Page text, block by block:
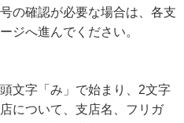
の確認が必要な場合は、各支
ジへ進んでください。
文字「み」で始まり、2文字
について、支店名、フリガ